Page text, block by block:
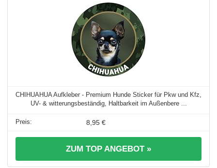
CHIHUAHUA Aufkleber - Premium Hunde Sticker für Pkw und Kfz,
UV- & witterungsbeständig, Haltbarkeit im Außenbere ...
8,95 €
ZUM TOP ANGEBOT »